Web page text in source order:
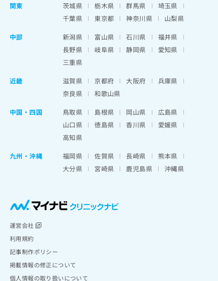
関東
茨城県 栃木県 群馬県
埼玉県
千葉県
東京都 神奈川県
山梨県
中部
新潟県 富山県 石川県
福井県
長野県
岐阜県 静岡県
愛知県
三重県
近畿
滋賀県 京都府 大阪府
兵庫県
奈良県
和歌山県
中国・四国
鳥取県 島根県 岡山県
広島県
山口県
徳島県 香川県
愛媛県
高知県
九州・沖縄
福岡県 佐賀県 長崎県
熊本県
大分県
宮崎県 鹿児島県 沖縄県
運営会社
利用規約
記事制作ポリシー
掲載情報の修正について
個人情報の取り扱いについて